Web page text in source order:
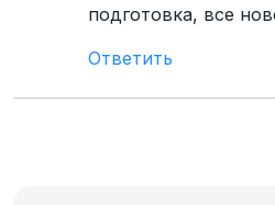
подготовка, все
Ответить